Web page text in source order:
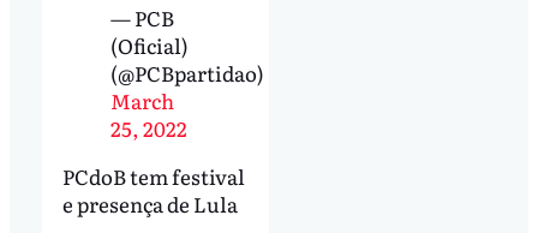
— PCB
(Oficial)
(@PCBpartidao)
March
25, 2022
PCdoB tem festival
e presença de Lula